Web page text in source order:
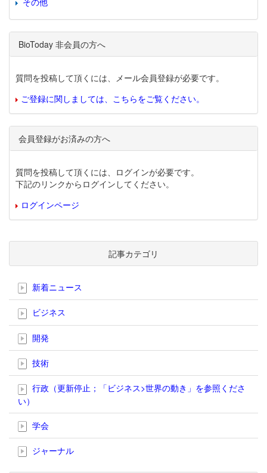
BioToday 非会員の方へ
質問を投稿して頂くには、メール会員登録が必要です。
ご登録に関しましては、こちらをご覧ください。
会員登録がお済みの方へ
質問を投稿して頂くには、ログインが必要です。
下記のリンクからログインしてください。
ログインページ
記事カテゴリ
新着ニュース
ビジネス
開発
技術
行政（更新停止；「ビジネス>世界の動き」を参照くださ
い）
学会
ジャーナル